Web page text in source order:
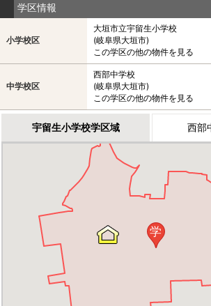
学区情報
小学校区
大垣市立宇留生小学校
(岐阜県大垣市)
この学区の他の物件を見る
中学校区
西部中学校
(岐阜県大垣市)
この学区の他の物件を見る
宇留生小学校学区域 西部
学